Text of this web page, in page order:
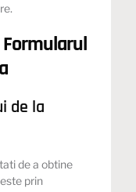
Formularul
de la
de a obtine
prin